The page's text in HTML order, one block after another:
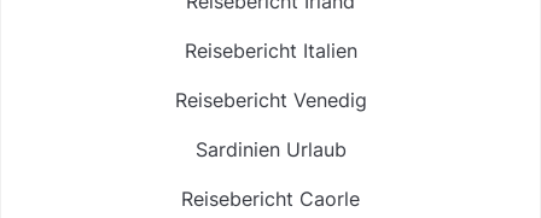
Reisebericht Italien
Reisebericht Venedig
Sardinien Urlaub
Reisebericht Caorle